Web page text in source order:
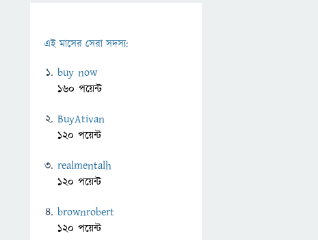
এই মাসের সেরা সদস্য:
buy now
160 পয়েন্ট
BuyAtivan
120 পয়েন্ট
realmentalh
120 পয়েন্ট
brownrobert
120 পয়েন্ট